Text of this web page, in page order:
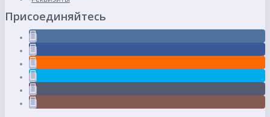
Присоединяйтесь